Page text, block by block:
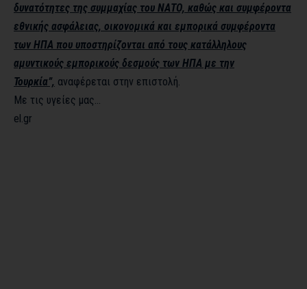
δυνατότητες της συμμαχίας του ΝΑΤΟ, καθώς και συμφέροντα
εθνικής ασφάλειας, οικονομικά και εμπορικά συμφέροντα
των ΗΠΑ που υποστηρίζονται από τους κατάλληλους
αμυντικούς εμπορικούς δεσμούς των ΗΠΑ με την
Τουρκία”, αναφέρεται στην επιστολή.
Με τις υγείες μας…
el.gr